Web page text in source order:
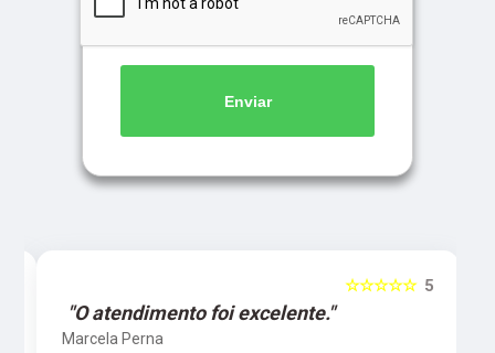
Enviar
5
☆☆☆☆☆
"O atendimento foi excelente."
Marcela Perna